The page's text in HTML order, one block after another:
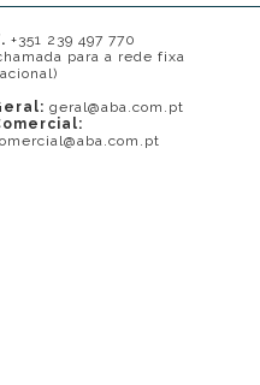
+351 239 497 770
para a rede fixa
geral@aba.com.pt